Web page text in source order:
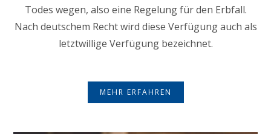
Todes wegen, also eine Regelung für den Erbfall.
Nach deutschem Recht wird diese Verfügung auch als
letztwillige Verfügung bezeichnet.
MEHR ERFAHREN